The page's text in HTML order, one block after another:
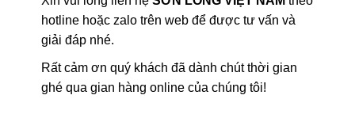
hotline hoặc zalo trên web để được tư vấn và
giải đáp nhé.
Rất cảm ơn quý khách đã dành chút thời gian
ghé qua gian hàng online của chúng tôi!